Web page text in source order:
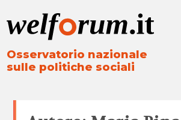
Osservatorio nazionale
sulle politiche sociali